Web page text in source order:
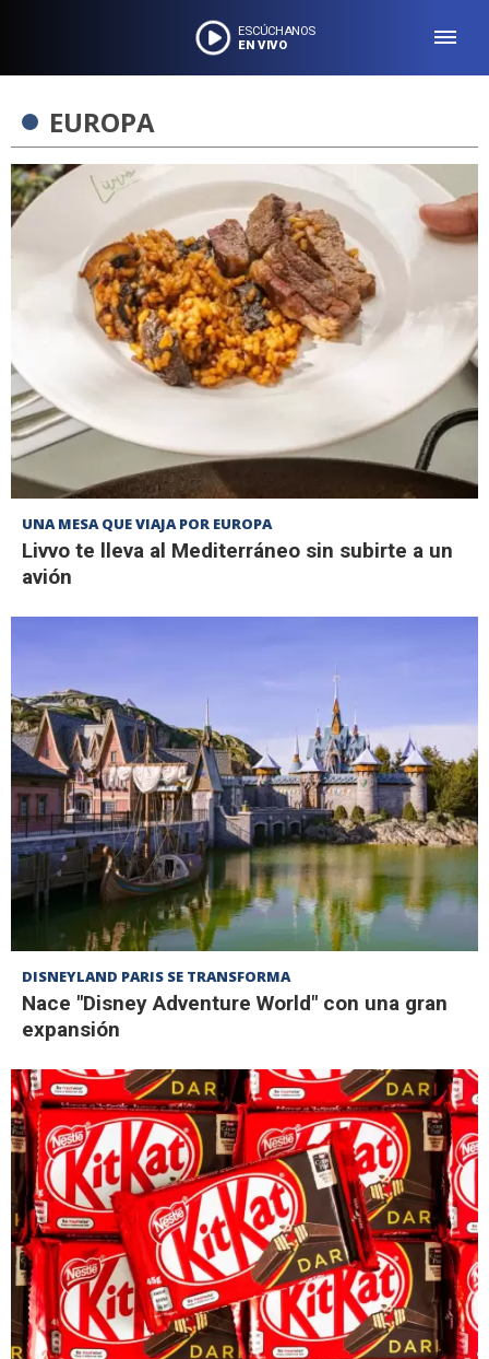
ESCÚCHANOS
EN VIVO
EUROPA
UNA MESA QUE VIAJA POR EUROPA
Livvo te lleva al Mediterráneo sin subirte a un
avión
DISNEYLAND PARIS SE TRANSFORMA
Nace "Disney Adventure World" con una gran
expansión